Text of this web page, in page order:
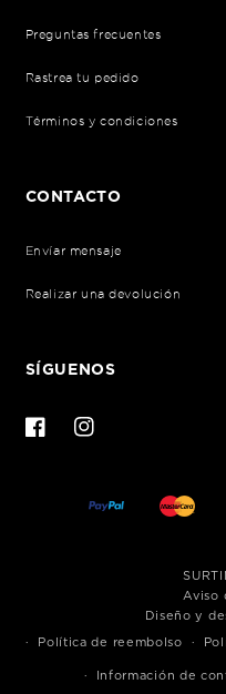
Preguntas frecuentes
Rastrea tu pedido
Términos y condiciones
CONTACTO
Envíar mensaje
Realizar una devolución
SÍGUENOS
FacebookInstagram
Aviso
Diseño y
Política de reembolso
Información de